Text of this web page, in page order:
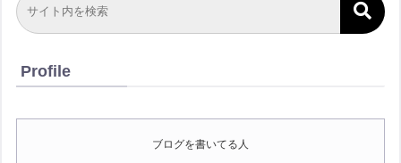
Profile
ブログを書いてる人